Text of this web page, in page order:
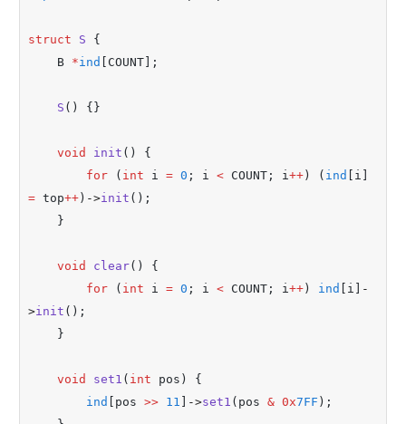
struct S {
    B
*ind [COUNT];
S () {}
void init () {
for ( int i = 0 ; i < COUNT; i++ ) ( ind
= top++ ) ->init ();
    }
void clear() {
for ( int i = 0 ; i < COUNT; i++ ) ind [i]
-
>init ();
    }
void set1 ( int pos) {
ind
[pos >> 11 ->set1 (pos & 0x7FF );